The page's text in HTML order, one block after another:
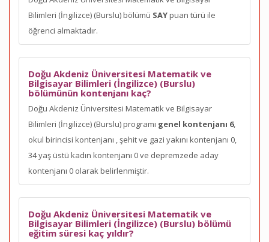
Bilimleri (İngilizce) (Burslu) bölümü SAYpuan türü ile
öğrenci almaktadır.
Doğu Akdeniz Üniversitesi Matematik ve
Bilgisayar Bilimleri (İngilizce) (Burslu)
bölümünün kontenjanı kaç?
Doğu Akdeniz Üniversitesi Matematik ve Bilgisayar
Bilimleri (İngilizce) (Burslu) programı genel kontenjanı 6,
okul birincisi kontenjanı , şehit ve gazi yakını kontenjanı 0,
34 yaş üstü kadın kontenjanı 0 ve depremzede aday
kontenjanı 0 olarak belirlenmiştir.
Doğu Akdeniz Üniversitesi Matematik ve
Bilgisayar Bilimleri (İngilizce) (Burslu) bölümü
eğitim süresi kaç yıldır?